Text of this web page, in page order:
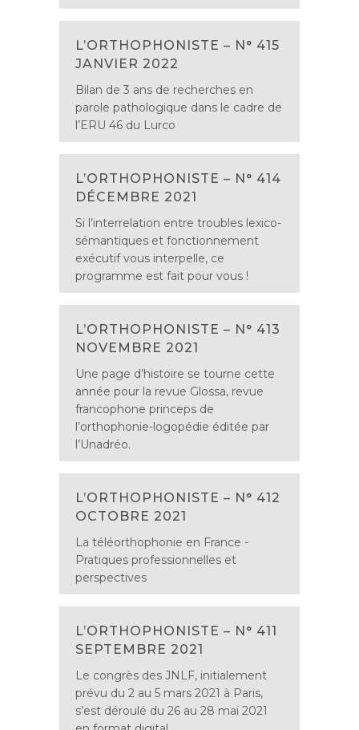
L’ORTHOPHONISTE – N° 415
JANVIER 2022
Bilan de 3 ans de recherches en
parole pathologique dans le cadre de
l’ERU 46 du Lurco
L’ORTHOPHONISTE – N° 414
DÉCEMBRE 2021
Si l’interrelation entre troubles lexico-
sémantiques et fonctionnement
exécutif vous interpelle, ce
programme est fait pour vous !
L’ORTHOPHONISTE – N° 413
NOVEMBRE 2021
Une page d’histoire se tourne cette
année pour la revue Glossa, revue
francophone princeps de
l’orthophonie-logopédie éditée par
l’Unadréo.
L’ORTHOPHONISTE – N° 412
OCTOBRE 2021
La téléorthophonie en France -
Pratiques professionnelles et
perspectives
L’ORTHOPHONISTE – N° 411
SEPTEMBRE 2021
Le congrès des JNLF, initialement
prévu du 2 au 5 mars 2021 à Paris,
s’est déroulé du 26 au 28 mai 2021